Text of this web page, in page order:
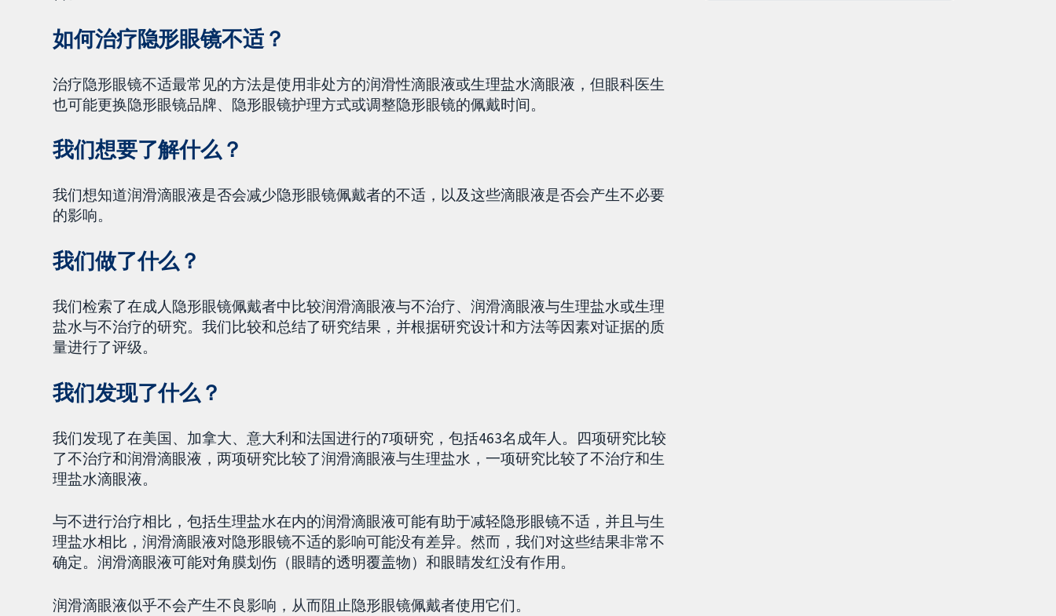
如何治疗隐形眼镜不适？
治疗隐形眼镜不适最常见的方法是使用非处方的润滑性滴眼液或生理盐水滴眼液，但眼科医生
也可能更换隐形眼镜品牌、隐形眼镜护理方式或调整隐形眼镜的佩戴时间。
我们想要了解什么？
我们想知道润滑滴眼液是否会减少隐形眼镜佩戴者的不适，以及这些滴眼液是否会产生不必要
的影响。
我们做了什么？
我们检索了在成人隐形眼镜佩戴者中比较润滑滴眼液与不治疗、润滑滴眼液与生理盐水或生理
盐水与不治疗的研究。我们比较和总结了研究结果，并根据研究设计和方法等因素对证据的质
量进行了评级。
我们发现了什么？
我们发现了在美国、加拿大、意大利和法国进行的7项研究，包括463名成年人。四项研究比较
了不治疗和润滑滴眼液，两项研究比较了润滑滴眼液与生理盐水，一项研究比较了不治疗和生
理盐水滴眼液。
与不进行治疗相比，包括生理盐水在内的润滑滴眼液可能有助于减轻隐形眼镜不适，并且与生
理盐水相比，润滑滴眼液对隐形眼镜不适的影响可能没有差异。然而，我们对这些结果非常不
确定。润滑滴眼液可能对角膜划伤（眼睛的透明覆盖物）和眼睛发红没有作用。
润滑滴眼液似乎不会产生不良影响，从而阻止隐形眼镜佩戴者使用它们。